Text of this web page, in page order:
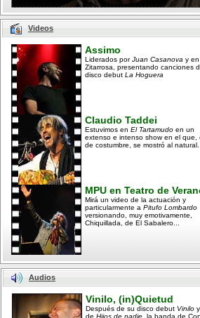
Videos
Assimo
Liderados porJuan Casanova y
Zitarrosa, presentando canciones
disco debut La Hoguera
Claudio Taddei
Estuvimos en El Tartamudo en un
extenso e intenso show en el que,
de costumbre, se mostró al natural...
MPU en Teatro de
Mirá un video de la actuación y
particularmente a Pitufo Lombardo
versionando, muy emotivamente,
Chiquillada, de El Sabalero...
Audios
Vinilo, (in)Quietud
Después de su disco debut Vinilo
de Hijos de nadie , la banda de